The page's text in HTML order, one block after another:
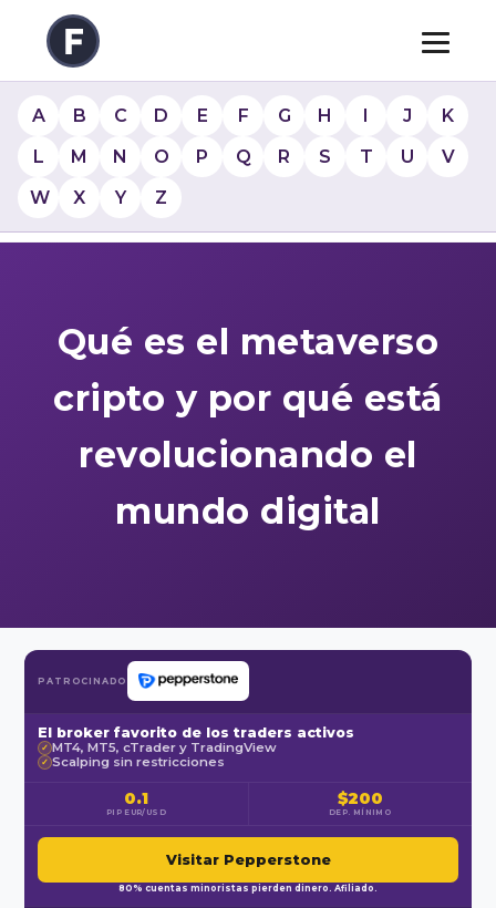
A B C D E F G H I J
K
L
M N O P Q R S T U
V
W
X Y Z
Qué es el metaverso
cripto y por qué está
revolucionando el
mundo digital
PATROCINADO
El broker favorito de los traders activos
✓ MT4, MT5, cTrader y TradingView
✓ Scalping sin restricciones
0.1
PIP EUR/USD
$200
DEP. MÍNIMO
Visitar Pepperstone
80% cuentas minoristas pierden dinero. Afiliado.